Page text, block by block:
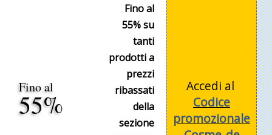
Fino al
55%
Fino al
55% su
tanti
prodotti a
prezzi
ribassati
della
sezione
Accedi al
Codice
promozionale